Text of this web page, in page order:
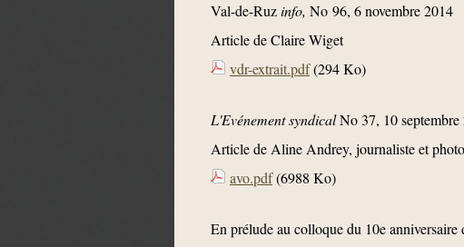
Val-de-Ruzinfo, No 96, 6 novembre 2014
Article de Claire Wiget
vdr-extrait.pdf(294 Ko)
L'Evénement syndicalNo 37, 10 septembre
Article de Aline Andrey, journaliste et
avo.pdf(6988 Ko)
En prélude au colloque du 10e